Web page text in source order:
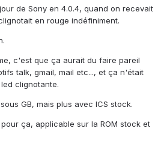
de Sony en 4.0.4, quand on recevait
en rouge indéfiniment.
c'est que ça aurait du faire pareil
talk, gmail, mail etc..., et ça n'était
clignotante.
GB, mais plus avec ICS stock.
ça, applicable sur la ROM stock et